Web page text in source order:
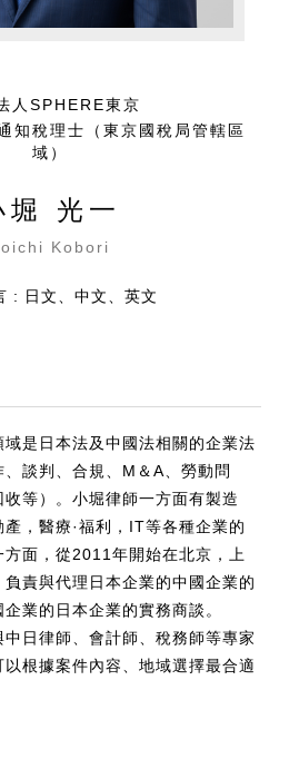
人SPHERE東京
知稅理士（東京國稅局管轄區
域）
堀 光一
Kobori
: 日文、中文、英文
是日本法及中國法相關的企業法
談判、合規、M＆A、勞動問
等）。小堀律師一方面有製造
，醫療·福利，IT等各種企業的
面，從2011年開始在北京，上
責與代理日本企業的中國企業的
業的日本企業的實務商談。
日律師、會計師、稅務師等專家
根據案件內容、地域選擇最合適